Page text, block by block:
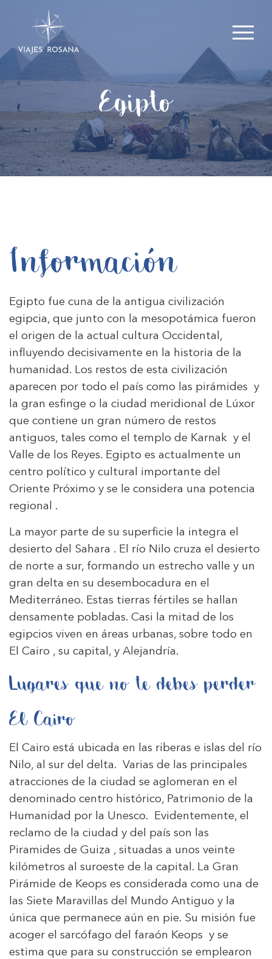
Egipto
Información
Egipto fue cuna de la antigua civilización
egipcia, que junto con la mesopotámica fueron
el origen de la actual cultura Occidental,
influyendo decisivamente en la historia de la
humanidad. Los restos de esta civilización
aparecen por todo el país como las pirámides y
la gran esfinge o la ciudad meridional de Lúxor
que contiene un gran número de restos
antiguos, tales como el templo de Karnak y el
Valle de los Reyes. Egipto es actualmente un
centro político y cultural importante del
Oriente Próximo y se le considera una potencia
regional .
La mayor parte de su superficie la integra el
desierto del Sahara . El río Nilo cruza el desierto
de norte a sur, formando un estrecho valle y un
gran delta en su desembocadura en el
Mediterráneo. Estas tierras fértiles se hallan
densamente pobladas. Casi la mitad de los
egipcios viven en áreas urbanas, sobre todo en
El Cairo , su capital, y Alejandría.
Lugares que no te debes perder
El Cairo
El Cairo está ubicada en las riberas e islas del río
Nilo, al sur del delta. Varias de las principales
atracciones de la ciudad se aglomeran en el
denominado centro histórico, Patrimonio de la
Humanidad por la Unesco. Evidentemente, el
reclamo de la ciudad y del país son las
Piramides de Guiza , situadas a unos veinte
kilómetros al suroeste de la capital. La Gran
Pirámide de Keops es considerada como una de
las Siete Maravillas del Mundo Antiguo y la
única que permanece aún en pie. Su misión fue
acoger el sarcófago del faraón Keops y se
estima que para su construcción se emplearon